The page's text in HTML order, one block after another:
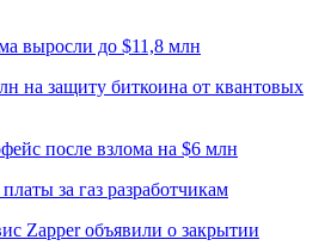
выросли до $11,8 млн
на защиту биткоина от квантовых
после взлома на $6 млн
за газ разработчикам
Zapper объявили о закрытии